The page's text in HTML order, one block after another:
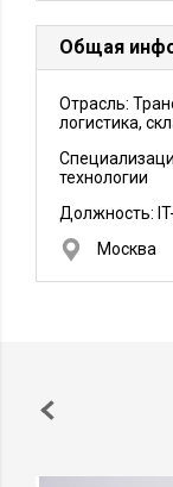
Общая
Отрасль:
логистика,
технологии
Должность:
Москва